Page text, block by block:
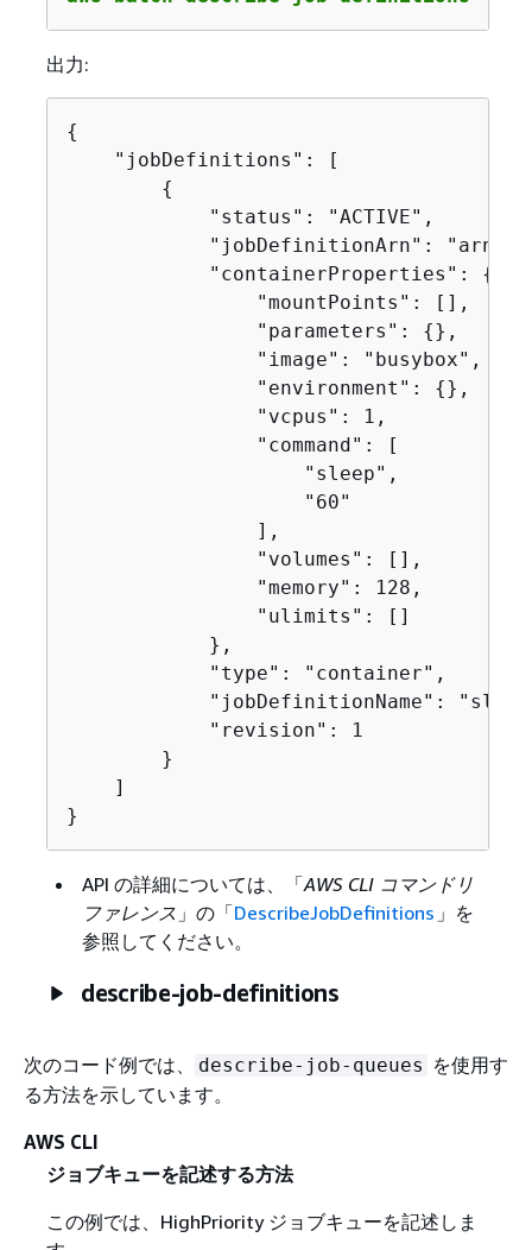
出力:
{
    "jobDefinitions": [
{
            "status": "ACTIVE",
"jobDefinitionArn":
            "containerProperties":
{
                "mountPoints": [],
                "parameters":
{},
                "image": "busybox",
                "environment":
{},
                "vcpus": 1,
                "command": [
                    "sleep",
                    "60"
                ],
                "volumes": [],
                "memory": 128,
                "ulimits": []
            },
            "type": "container",
"jobDefinitionName":
            "revision": 1
        }
    ]
}
API の詳細については、「AWS CLI コマンドリ
ファレンス 」の「DescribeJobDefinitions 」を
参照してください。
describe-job-definitions
次のコード例では、 describe-job-queues を使用す
る方法を示しています。
AWS CLI
ジョブキューを記述する方法
この例では、HighPriority ジョブキューを記述しま